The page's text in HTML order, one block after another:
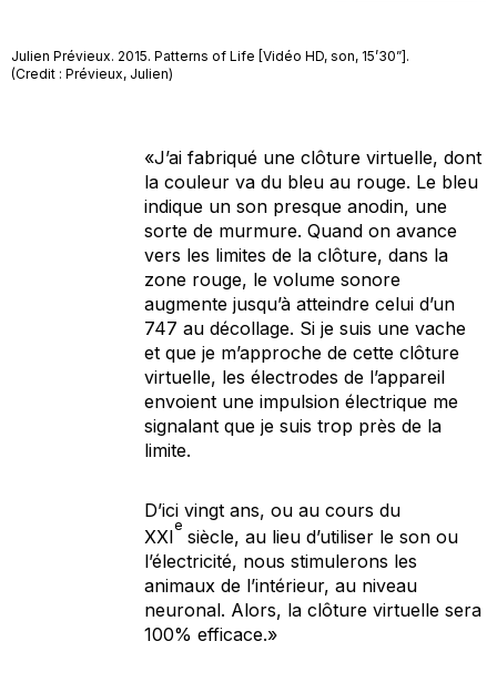
Julien Prévieux. 2015. Patterns of Life [Vidéo HD, son, 15’30”].
(Credit : Prévieux, Julien)
«J’ai fabriqué une clôture virtuelle, dont
la couleur va du bleu au rouge. Le bleu
indique un son presque anodin, une
sorte de murmure. Quand on avance
vers les limites de la clôture, dans la
zone rouge, le volume sonore
augmente jusqu’à atteindre celui d’un
747 au décollage. Si je suis une vache
et que je m’approche de cette clôture
virtuelle, les électrodes de l’appareil
envoient une impulsion électrique me
signalant que je suis trop près de la
limite.
D’ici vingt ans, ou au cours du
XXI
e
siècle, au lieu d’utiliser le son ou
l’électricité, nous stimulerons les
animaux de l’intérieur, au niveau
neuronal. Alors, la clôture virtuelle sera
100% efficace.»